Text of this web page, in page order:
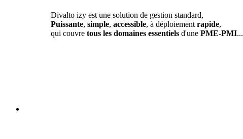
Divalto izy est une solution de gestion standard,
Puissante, simple, accessible, à déploiement rapide,
qui couvre tous les domaines essentiels d'une PME-PMI...